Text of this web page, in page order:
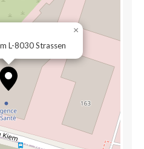
L-8030 Strassen
×